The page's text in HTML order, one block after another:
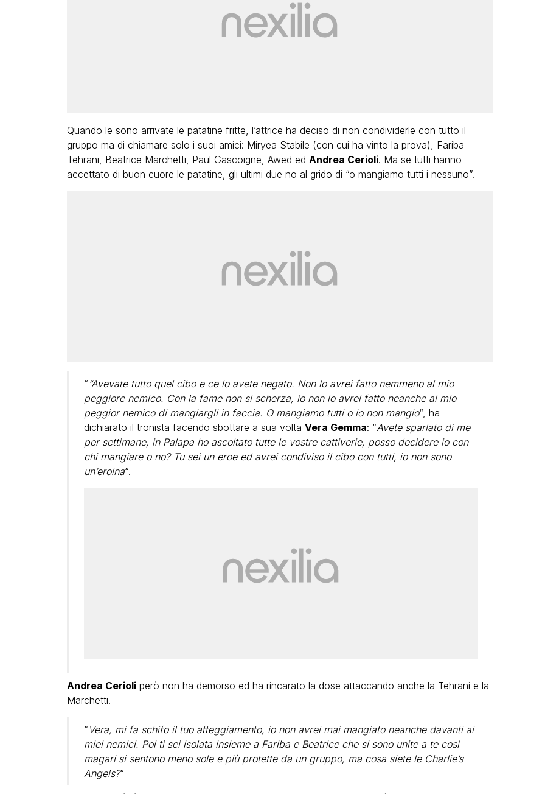
Quando le sono arrivate le patatine fritte, l’attrice ha deciso di non condividerle con tutto il
gruppo ma di chiamare solo i suoi amici: Miryea Stabile (con cui ha vinto la prova), Fariba
Tehrani, Beatrice Marchetti, Paul Gascoigne, Awed ed Andrea Cerioli. Ma se tutti hanno
accettato di buon cuore le patatine, gli ultimi due no al grido di “o mangiamo tutti i nessuno”.
“ “Avevate tutto quel cibo e ce lo avete negato. Non lo avrei fatto nemmeno al mio
peggiore nemico. Con la fame non si scherza, io non lo avrei fatto neanche al mio
peggior nemico di mangiargli in faccia. O mangiamo tutti o io non mangio“, ha
dichiarato il tronista facendo sbottare a sua volta Vera Gemma: “Avete sparlato di me
per settimane, in Palapa ho ascoltato tutte le vostre cattiverie, posso decidere io con
chi mangiare o no? Tu sei un eroe ed avrei condiviso il cibo con tutti, io non sono
un’eroina“.
Andrea Cerioliperò non ha demorso ed ha rincarato la dose attaccando anche la Tehrani e la
Marchetti.
“ Vera, mi fa schifo il tuo atteggiamento, io non avrei mai mangiato neanche davanti ai
miei nemici. Poi ti sei isolata insieme a Fariba e Beatrice che si sono unite a te così
magari si sentono meno sole e più protette da un gruppo, ma cosa siete le Charlie’s
Angels?“